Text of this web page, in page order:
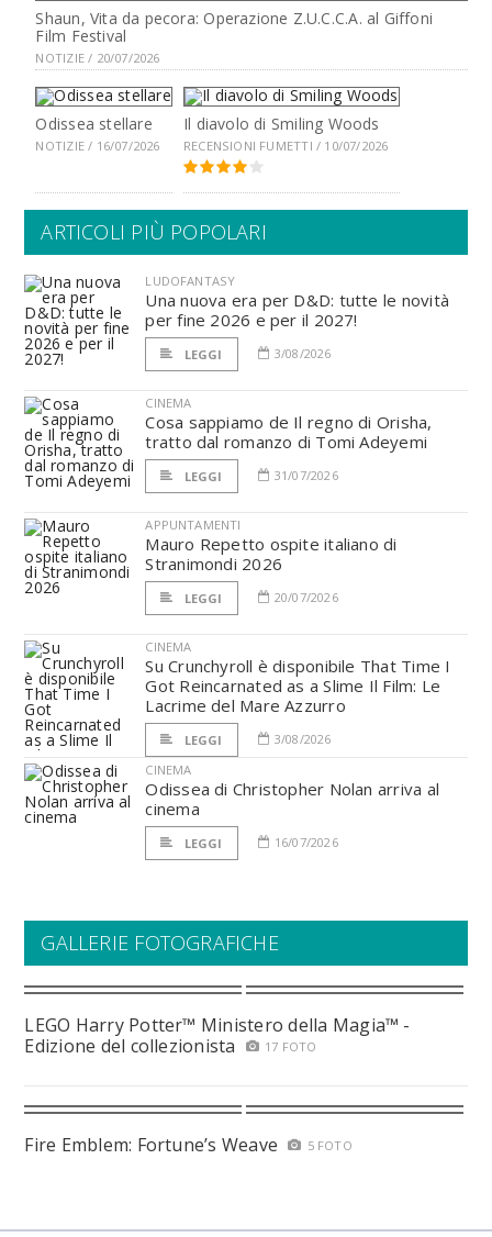
Shaun, Vita da pecora: Operazione Z.U.C.C.A. al Giffoni
Film Festival
NOTIZIE / 20/07/2026
Odissea stellare
NOTIZIE / 16/07/2026
Il diavolo di Smiling Woods
RECENSIONI FUMETTI / 10/07/2026
ARTICOLI PIÙ POPOLARI
LUDOFANTASY
Una nuova era per D&D: tutte le novità
per fine 2026 e per il 2027!
LEGGI 3/08/2026
CINEMA
Cosa sappiamo de Il regno di Orisha,
tratto dal romanzo di Tomi Adeyemi
LEGGI 31/07/2026
APPUNTAMENTI
Mauro Repetto ospite italiano di
Stranimondi 2026
LEGGI 20/07/2026
CINEMA
Su Crunchyroll è disponibile That Time I
Got Reincarnated as a Slime Il Film: Le
Lacrime del Mare Azzurro
LEGGI
3/08/2026
CINEMA
Odissea di Christopher Nolan arriva al
cinema
LEGGI 16/07/2026
GALLERIE FOTOGRAFICHE
LEGO Harry Potter™ Ministero della Magia™ -
Edizione del collezionista
17 FOTO
Fire Emblem: Fortune’s Weave 5 FOTO